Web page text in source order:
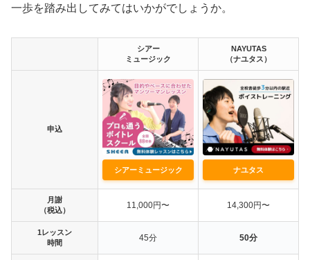
一歩を踏み出してみてはいかがでしょうか。
シアー
ミュージック
NAYUTAS
（ナユタス）
申込
シアーミュージック ナユタス
月謝
（税込）
11,000円〜 14,300円〜
1レッスン
時間
45分 50分